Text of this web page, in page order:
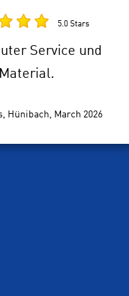
5.0 Stars
Service und
Hünibach, March 2026